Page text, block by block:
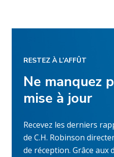
RESTEZ À L’AFFÛT
Ne manquez
mise à jour
Recevez les derniers
de C.H. Robinson
de réception. Grâce aux